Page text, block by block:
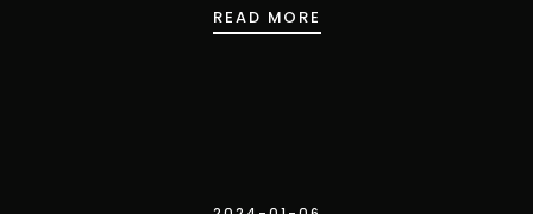
READ MORE